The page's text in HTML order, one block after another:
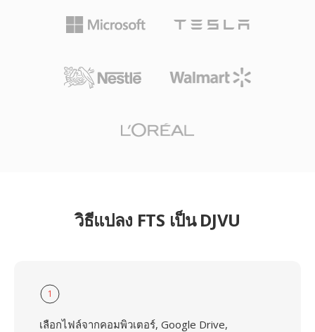
วิธีแปลง FTS เป็น DJVU
1
เลือกไฟล์จากคอมพิวเตอร์, Google Drive,